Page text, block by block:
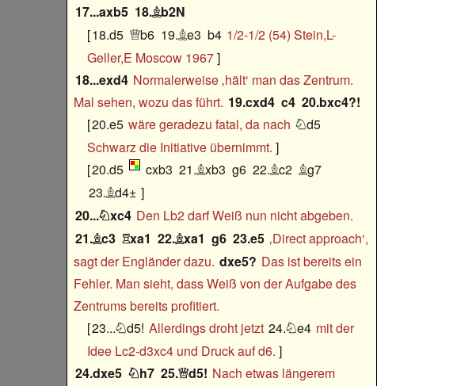
17...axb5 18.b2N
18.d5 b6 19.e3 b4 1/2-1/2 (54) Stein,L-
Geller,E Moscow 1967
18...exd4 Normalerweise ‚hält‘ man das Zentrum.
Mal sehen, wozu das führt. 19.cxd4 c4 20.bxc4?!
20.e5 wäre geradezu fatal, da nach d5
Schwarz die Initiative übernimmt.
20.d5
cxb3 21.xb3 g6 22.c2 g7
23.d4±
20...xc4 Den Lb2 darf Weiß nun nicht abgeben.
21.c3 xa1 22.xa1 g6 23.e5 ‚Direct approach‘,
sagt der Engländer dazu. dxe5? Das ist bereits ein
Fehler. Man sieht, dass Weiß von der Aufgabe des
Zentrums bereits profitiert.
23...d5! Allerdings droht jetzt 24.e4 mit der
Idee Lc2-d3xc4 und Druck auf d6.
24.dxe5 h7 25.d5! Nach etwas längerem